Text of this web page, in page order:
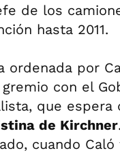
de los
hasta 2011.
ordenada por
con el
que espera
de Kirchner
cuando